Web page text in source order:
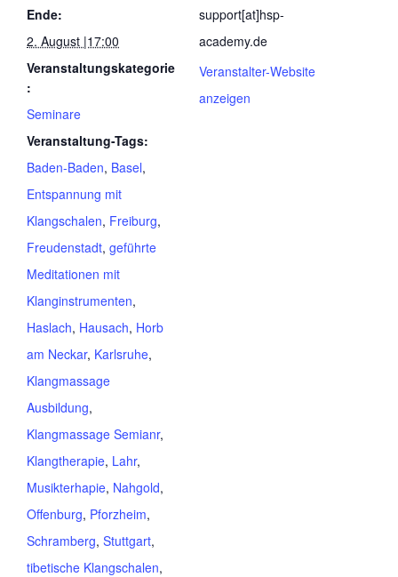
Ende:
2. August |17:00
Veranstaltungskategorie
:
Seminare
Veranstaltung-Tags:
Baden-Baden, Basel,
Entspannung mit
Klangschalen, Freiburg,
Freudenstadt, geführte
Meditationen mit
Klanginstrumenten,
Haslach, Hausach, Horb
am Neckar, Karlsruhe,
Klangmassage
Ausbildung,
Klangmassage Semianr,
Klangtherapie, Lahr,
Musikterhapie, Nahgold,
Offenburg, Pforzheim,
Schramberg, Stuttgart,
tibetische Klangschalen,
support[at]hsp-
academy.de
Veranstalter-Website
anzeigen